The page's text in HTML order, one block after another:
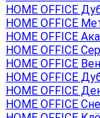
HOME OFFICE
HOME OFFICE
HOME OFFICE
HOME OFFICE
HOME OFFICE
HOME OFFICE
HOME OFFICE
HOME OFFICE